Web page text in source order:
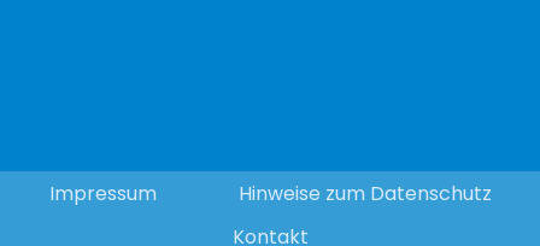
Impressum
Hinweise zum Datenschutz
Kontakt